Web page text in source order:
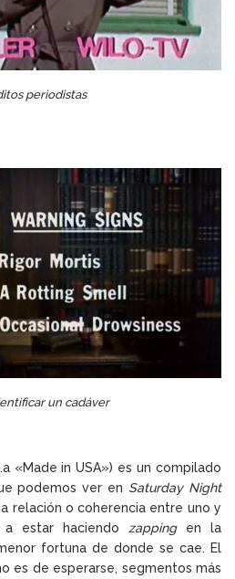
periodistas
un cadáver
«Made in USA») es un compilado
podemos ver en Saturday Night
relación o coherencia entre uno y
estar haciendo zappingen la
fortuna de donde se cae. El
es de esperarse, segmentos más